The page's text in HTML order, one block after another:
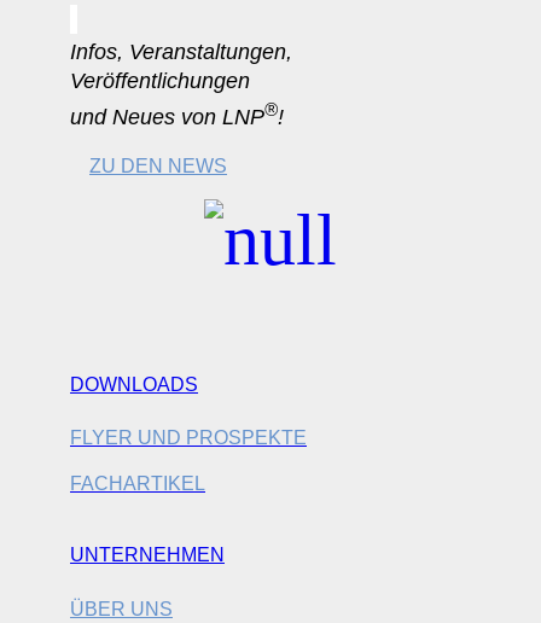
Infos, Veranstaltungen,
Veröffentlichungen
und Neues von LNP®!
ZU DEN NEWS
DOWNLOADS
FLYER UND PROSPEKTE
FACHARTIKEL
UNTERNEHMEN
ÜBER UNS